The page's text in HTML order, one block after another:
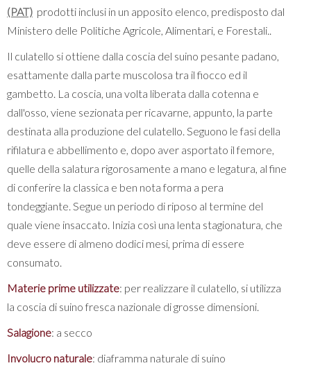
(PAT) prodotti inclusi in un apposito elenco, predisposto dal
Ministero delle Politiche Agricole, Alimentari, e Forestali..
Il culatello si ottiene dalla coscia del suino pesante padano,
esattamente dalla parte muscolosa tra il fiocco ed il
gambetto. La coscia, una volta liberata dalla cotenna e
dall'osso, viene sezionata per ricavarne, appunto, la parte
destinata alla produzione del culatello. Seguono le fasi della
rifilatura e abbellimento e, dopo aver asportato il femore,
quelle della salatura rigorosamente a mano e legatura, al fine
di conferire la classica e ben nota forma a pera
tondeggiante. Segue un periodo di riposo al termine del
quale viene insaccato. Inizia così una lenta stagionatura, che
deve essere di almeno dodici mesi, prima di essere
consumato.
Materie prime utilizzate: per realizzare il culatello, si utilizza
la coscia di suino fresca nazionale di grosse dimensioni.
Salagione: a secco
Involucro naturale: diaframma naturale di suino